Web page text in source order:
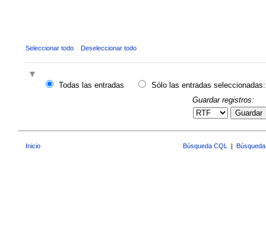
Seleccionar todo Deseleccionar todo
Todas las entradas
Sólo las entradas seleccionadas:
Guardar registros:
Guardar
Inicio Búsqueda CQL